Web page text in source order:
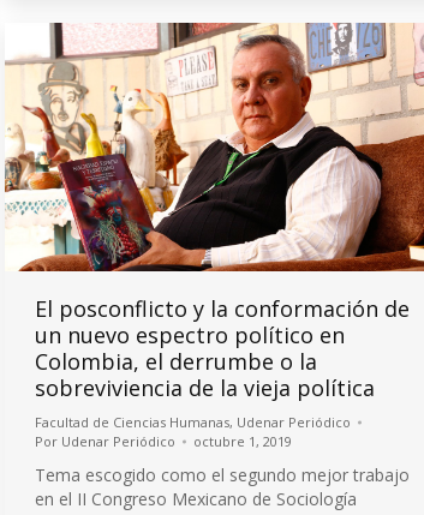
El posconflicto y la conformación de
un nuevo espectro político en
Colombia, el derrumbe o la
sobreviviencia de la vieja política
Facultad de Ciencias Humanas, Udenar Periódico
Por Udenar Periódico octubre 1, 2019
Tema escogido como el segundo mejor trabajo
en el II Congreso Mexicano de Sociología